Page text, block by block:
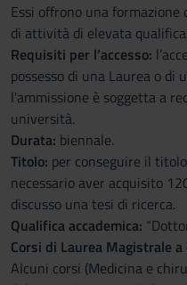
Essi offrono una formazione
di attività di elevata
Requisiti per l’accesso:
possesso di una Laurea o
l'ammissione è soggetta a
università.
Durata: biennale.
Titolo: per conseguire il
necessario aver acquisito
discusso una tesi di ricerca.
Qualifica accademica:
Corsi di Laurea Magistrale
Alcuni corsi (Medicina e